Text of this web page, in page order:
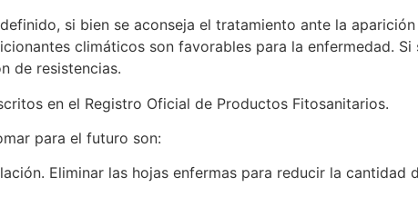
si bien se aconseja el tratamiento ante la
climáticos son favorables para la enfermedad.
de resistencias.
en el Registro Oficial de Productos Fitosanitarios.
para el futuro son:
Eliminar las hojas enfermas para reducir la cantidad